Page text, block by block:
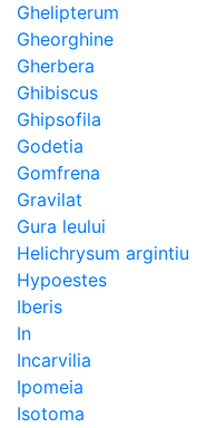
Ghelipterum
Gheorghine
Gherbera
Ghibiscus
Ghipsofila
Godetia
Gomfrena
Gravilat
Gura leului
Helichrysum argintiu
Hypoestes
Iberis
In
Incarvilia
Ipomeia
Isotoma